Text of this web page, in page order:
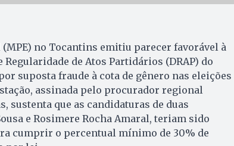
no Tocantins emitiu parecer favorável à
de Atos Partidários (DRAP) do
suposta fraude à cota de gênero nas eleições
assinada pelo procurador regional
sustenta que as candidaturas de duas
e Rosimere Rocha Amaral, teriam sido
cumprir o percentual mínimo de 30% de